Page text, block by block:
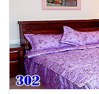
計
劃
商